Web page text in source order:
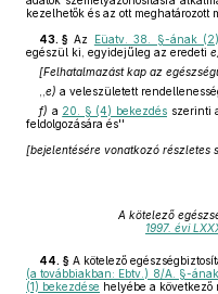
kezelhetők és az ott meghatározott
43. § Az Eüatv. 38. §-ának
egészül ki, egyidejűleg az eredeti
[Felhatalmazást kap az
e) a veleszületett
f) a 20. § (4) bekezdés szerinti
feldolgozására és''
[bejelentésére vonatkozó részletes
A kötelező
1997. évi
44. § A kötelező
(a továbbiakban: Ebtv.) 8/A. §-ának
(1) bekezdése helyébe a következő